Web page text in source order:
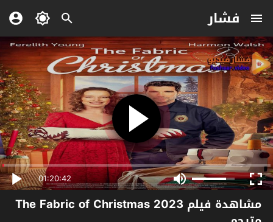
فشار
01:20:42
مشاهدة فيلم The Fabric of Christmas 2023